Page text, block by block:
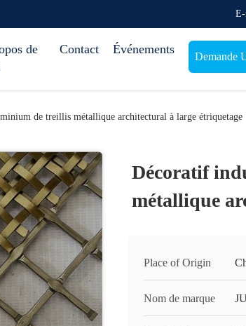
de
Contact Événements
Demande
de treillis métallique architectural à large étriquetage
Décoratif
métallique
Place of Origin
Nom de marque